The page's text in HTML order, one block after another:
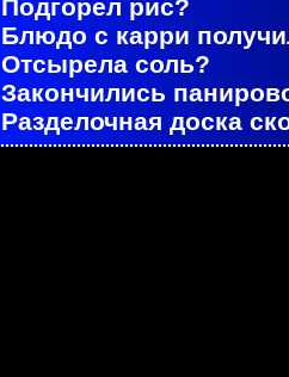
Подгорел рис?
Блюдо с карри
Отсырела соль?
Закончились
Разделочная доска